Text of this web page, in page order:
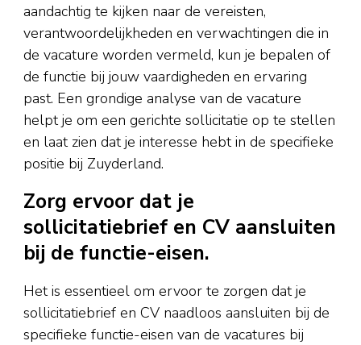
aandachtig te kijken naar de vereisten,
verantwoordelijkheden en verwachtingen die in
de vacature worden vermeld, kun je bepalen of
de functie bij jouw vaardigheden en ervaring
past. Een grondige analyse van de vacature
helpt je om een gerichte sollicitatie op te stellen
en laat zien dat je interesse hebt in de specifieke
positie bij Zuyderland.
Zorg ervoor dat je
sollicitatiebrief en CV aansluiten
bij de functie-eisen.
Het is essentieel om ervoor te zorgen dat je
sollicitatiebrief en CV naadloos aansluiten bij de
specifieke functie-eisen van de vacatures bij